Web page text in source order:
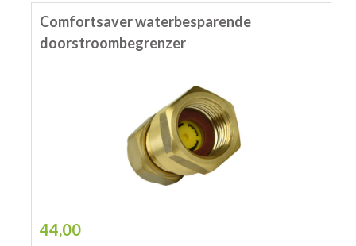
Comfortsaver waterbesparende
doorstroombegrenzer
44,00